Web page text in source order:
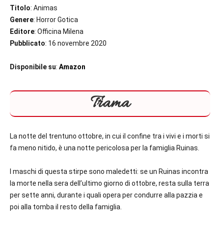
Titolo: Animas
Genere: Horror Gotica
Editore: Officina Milena
Pubblicato: 16 novembre 2020
Disponibile su: Amazon
Trama
La notte del trentuno ottobre, in cui il confine tra i vivi e i morti si
fa meno nitido, è una notte pericolosa per la famiglia Ruinas.
I maschi di questa stirpe sono maledetti: se un Ruinas incontra
la morte nella sera dell’ultimo giorno di ottobre, resta sulla terra
per sette anni, durante i quali opera per condurre alla pazzia e
poi alla tomba il resto della famiglia.